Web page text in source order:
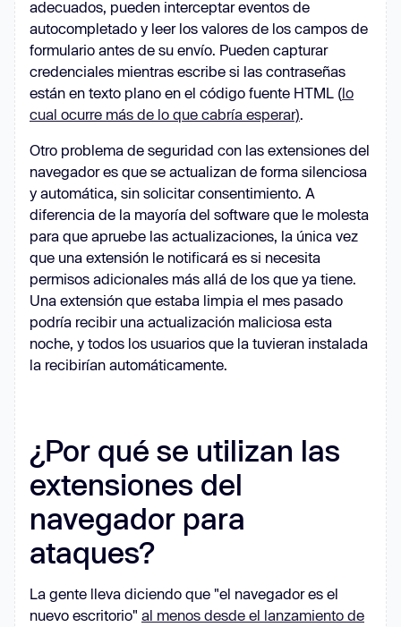
adecuados, pueden interceptar eventos de
autocompletado y leer los valores de los campos de
formulario antes de su envío. Pueden capturar
credenciales mientras escribe si las contraseñas
están en texto plano en el código fuente HTML (lo
cual ocurre más de lo que cabría esperar).
Otro problema de seguridad con las extensiones del
navegador es que se actualizan de forma silenciosa
y automática, sin solicitar consentimiento. A
diferencia de la mayoría del software que le molesta
para que apruebe las actualizaciones, la única vez
que una extensión le notificará es si necesita
permisos adicionales más allá de los que ya tiene.
Una extensión que estaba limpia el mes pasado
podría recibir una actualización maliciosa esta
noche, y todos los usuarios que la tuvieran instalada
la recibirían automáticamente.
¿Por qué se utilizan las
extensiones del
navegador para
ataques?
La gente lleva diciendo que "el navegador es el
nuevo escritorio" al menos desde el lanzamiento de